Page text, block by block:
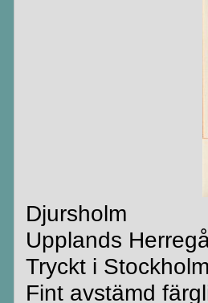
Djursholm
Upplands
Tryckt i
Fint avstämd